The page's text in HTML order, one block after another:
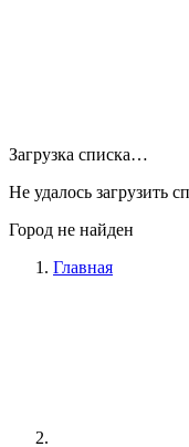
Загрузка списка…
Не удалось загрузить
Город не найден
Главная